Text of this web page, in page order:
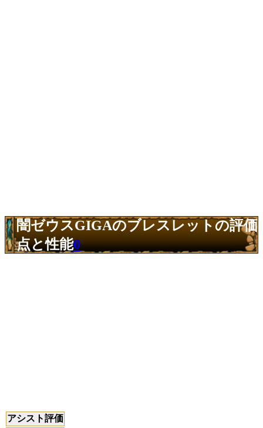
闇ゼウスGIGAのブレスレットの評価
点と性能0
アシスト評価